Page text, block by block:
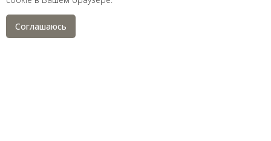
Соглашаюсь